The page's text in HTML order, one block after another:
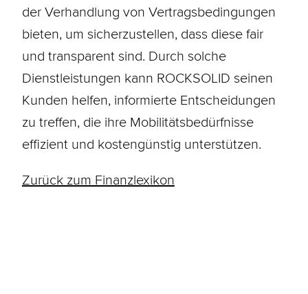
der Verhandlung von Vertragsbedingungen
bieten, um sicherzustellen, dass diese fair
und transparent sind. Durch solche
Dienstleistungen kann ROCKSOLID seinen
Kunden helfen, informierte Entscheidungen
zu treffen, die ihre Mobilitätsbedürfnisse
effizient und kostengünstig unterstützen.
Zurück zum Finanzlexikon